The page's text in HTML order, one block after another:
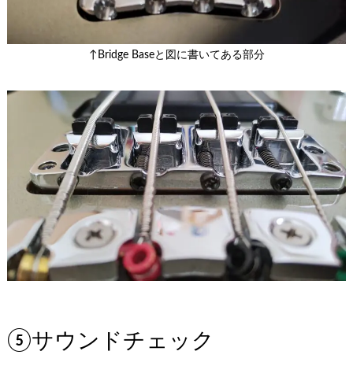
↑Bridge Baseと図に書いてある部分
⑤サウンドチェック